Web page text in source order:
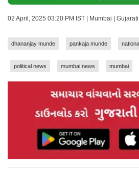
02 April, 2025 03:20 PM IST | Mumbai |
dhananjay munde pankaja munde
political news mumbai news mumbai